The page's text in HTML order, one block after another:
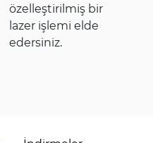
özelleştirilmiş bir
lazer işlemi elde
edersiniz.